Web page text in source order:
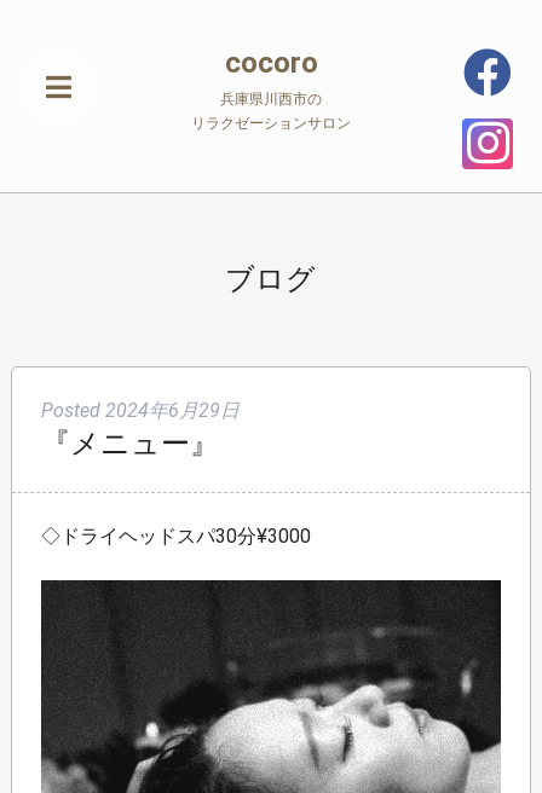
cocoro
兵庫県川西市の
リラクゼーションサロン
ブログ
Posted 2024年6月29日
『メニュー』
◇ドライヘッドスパ30分¥3000